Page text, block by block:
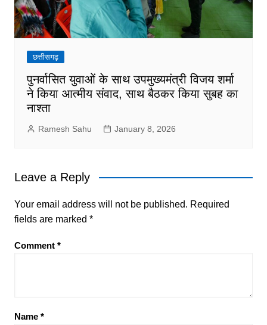
छत्तीसगढ़
पुनर्वासित युवाओं के साथ उपमुख्यमंत्री विजय शर्मा
ने किया आत्मीय संवाद, साथ बैठकर किया सुबह का
नाश्ता
Ramesh Sahu January 8, 2026
Leave a Reply
Your email address will not be published. Required
fields are marked *
Comment *
Name *